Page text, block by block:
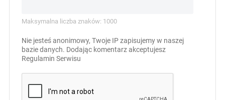
Maksymalna liczba znaków: 1000
Nie jesteś anonimowy, Twoje IP zapisujemy w naszej
bazie danych. Dodając komentarz akceptujesz
Regulamin Serwisu